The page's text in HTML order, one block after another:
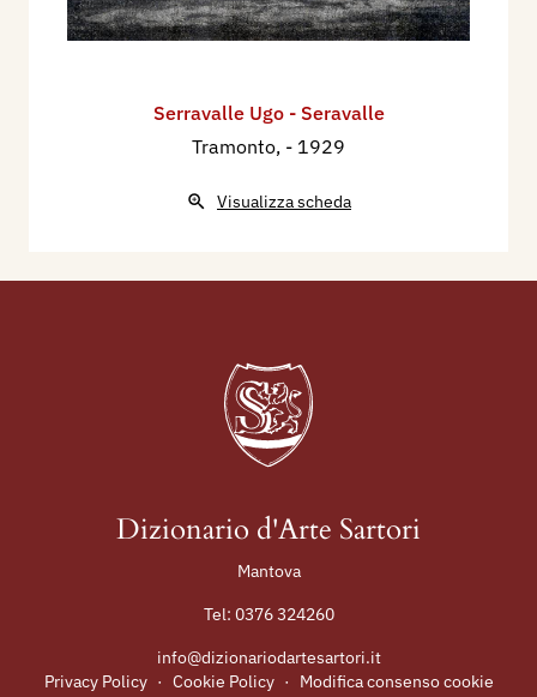
Serravalle Ugo - Seravalle
Tramonto, - 1929
Visualizza scheda
Dizionario d'Arte Sartori
Mantova
Tel: 0376 324260
info@dizionariodartesartori.it
Privacy Policy · Cookie Policy · Modifica consenso cookie